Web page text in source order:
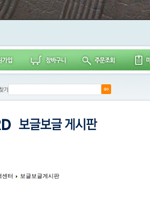
센터 보글보글게시판